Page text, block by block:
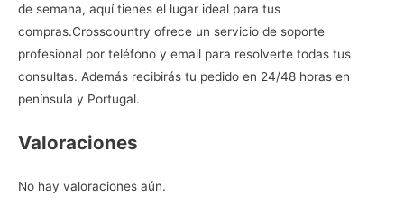
de semana, aquí tienes el lugar ideal para tus
compras.Crosscountry ofrece un servicio de soporte
profesional por teléfono y email para resolverte todas tus
consultas. Además recibirás tu pedido en 24/48 horas en
península y Portugal.
Valoraciones
No hay valoraciones aún.